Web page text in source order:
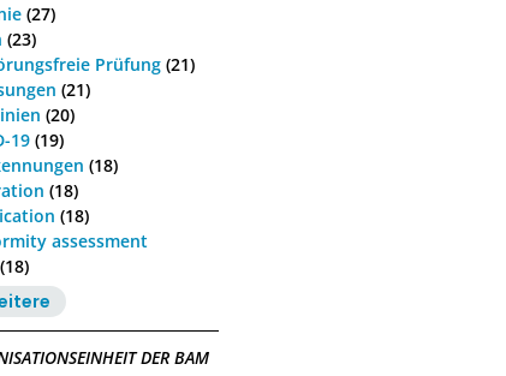
(27)
(23)
Prüfung (21)
(21)
(20)
19 (19)
(18)
(18)
(18)
assessment
(18)
DER BAM